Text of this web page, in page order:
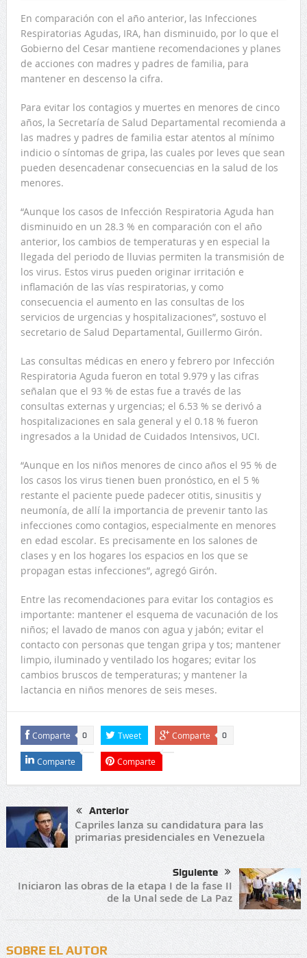
En comparación con el año anterior, las Infecciones
Respiratorias Agudas, IRA, han disminuido, por lo que el
Gobierno del Cesar mantiene recomendaciones y planes
de acciones con madres y padres de familia, para
mantener en descenso la cifra.
Para evitar los contagios y muertes en menores de cinco
años, la Secretaría de Salud Departamental recomienda a
las madres y padres de familia estar atentos al mínimo
indicio o síntomas de gripa, las cuales por leves que sean
pueden desencadenar consecuencias en la salud de los
menores.
“Aunque los casos de Infección Respiratoria Aguda han
disminuido en un 28.3 % en comparación con el año
anterior, los cambios de temperaturas y en especial la
llegada del periodo de lluvias permiten la transmisión de
los virus. Estos virus pueden originar irritación e
inflamación de las vías respiratorias, y como
consecuencia el aumento en las consultas de los
servicios de urgencias y hospitalizaciones”, sostuvo el
secretario de Salud Departamental, Guillermo Girón.
Las consultas médicas en enero y febrero por Infección
Respiratoria Aguda fueron en total 9.979 y las cifras
señalan que el 93 % de estas fue a través de las
consultas externas y urgencias; el 6.53 % se derivó a
hospitalizaciones en sala general y el 0.18 % fueron
ingresados a la Unidad de Cuidados Intensivos, UCI.
“Aunque en los niños menores de cinco años el 95 % de
los casos los virus tienen buen pronóstico, en el 5 %
restante el paciente puede padecer otitis, sinusitis y
neumonía, de allí la importancia de prevenir tanto las
infecciones como contagios, especialmente en menores
en edad escolar. Es precisamente en los salones de
clases y en los hogares los espacios en los que se
propagan estas infecciones”, agregó Girón.
Entre las recomendaciones para evitar los contagios es
importante: mantener el esquema de vacunación de los
niños; el lavado de manos con agua y jabón; evitar el
contacto con personas que tengan gripa y tos; mantener
limpio, iluminado y ventilado los hogares; evitar los
cambios bruscos de temperaturas; y mantener la
lactancia en niños menores de seis meses.
Comparte 0 Tweet Comparte 0
Comparte Comparte
Anterior
Capriles lanza su candidatura para las
primarias presidenciales en Venezuela
Siguiente
Iniciaron las obras de la etapa I de la fase II
de la Unal sede de La Paz
SOBRE EL AUTOR